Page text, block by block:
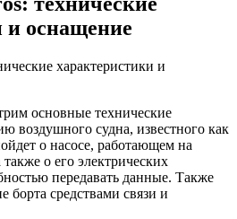
и оснащение
основные технические
воздушного судна, известного как
о насосе, работающем на
о его электрических
передавать данные. Также
борта средствами связи и